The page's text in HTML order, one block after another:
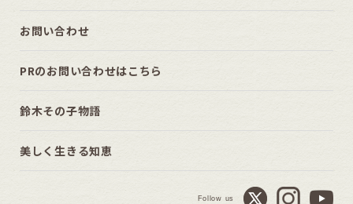
お問い合わせ
PRのお問い合わせはこちら
鈴木その子物語
美しく生きる知恵
Follow us